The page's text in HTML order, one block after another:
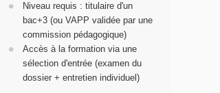
Niveau requis : titulaire d'un
bac+3 (ou VAPP validée par une
commission pédagogique)
Accès à la formation via une
sélection d'entrée (examen du
dossier + entretien individuel)